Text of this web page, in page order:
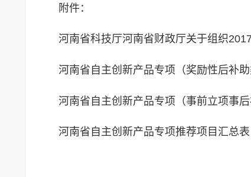
附件：
河南省科技厅河南省财政厅关于组织2017
河南省自主创新产品专项（奖励性后补
河南省自主创新产品专项（事前立项事
河南省自主创新产品专项推荐项目汇总表